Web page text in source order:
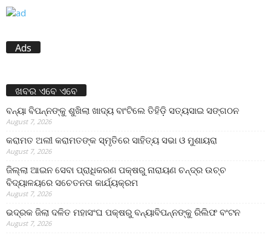
Ads
ଖବର ଏବେ ଏବେ
ବନ୍ୟା ବିପନ୍ନଙ୍କୁ ଶୁଖିଲା ଖାଦ୍ୟ ବାଂଟିଲେ ତିହିଡି଼ ସତ୍ୟସାଇ ସଙ୍ଗଠନ
August 7, 2026
କରାମତ ଅଲୀ କରାମତଙ୍କ ସ୍ମୃତିରେ ସାହିତ୍ୟ ସଭା ଓ ମୁଶାୟରା
August 7, 2026
ଜିଲ୍ଲା ଆଇନ ସେବା ପ୍ରାଧିକରଣ ପକ୍ଷରୁ ନାରାୟଣ ଚନ୍ଦ୍ର ଉଚ୍ଚ
ବିଦ୍ୟାଳୟରେ ସଚେତନତା କାର୍ଯ୍ୟକ୍ରମ
August 7, 2026
ଭଦ୍ରକ ଜିଲା ଦଳିତ ମହାସଂଘ ପକ୍ଷରୁ ବନ୍ୟାବିପନ୍ନଙ୍କୁ ରିଲିଫ ବଂଟନ
August 7, 2026